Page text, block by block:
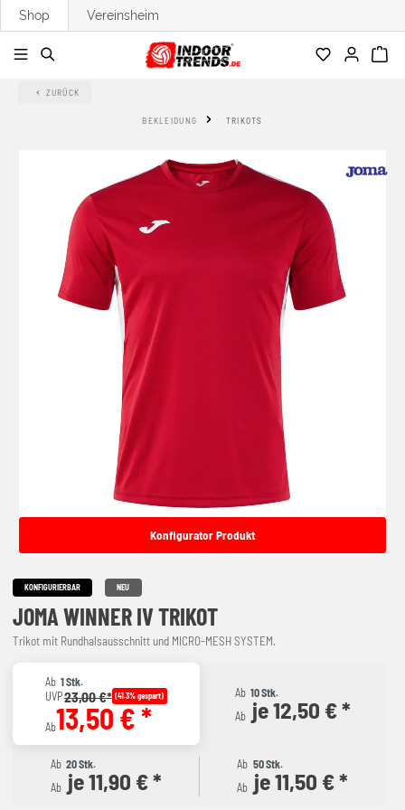
springen
Shop Vereinsheim
ZURÜCK
BEKLEIDUNG TRIKOTS
Konfigurator Produkt
KONFIGURIERBAR NEU
JOMA WINNER IV TRIKOT
Trikot mit Rundhalsausschnitt und MICRO-MESH SYSTEM.
Ab 1 Stk.
UVP23,00 €* (41.3% gespart)
Ab13,50 € *
Ab 10 Stk.
Ab je 12,50 € *
Ab 20 Stk.
Ab je 11,90 € *
Ab 50 Stk.
Ab je 11,50 € *